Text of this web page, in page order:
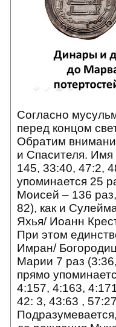
Согласно
перед концом
Обратим
и Спасителя. Имя
145, 33:40, 47:2,
упоминается 25
Моисей – 136
82), как и
Яхья/ Иоанн
При этом
Имран/
Марии 7 раз
прямо
4:157, 4:163,
42: 3, 43:63 ,